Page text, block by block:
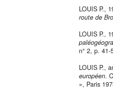
LOUIS P.,
route de
LOUIS P.,
n° 2, p. 41-
LOUIS P.,
européen.
», Paris